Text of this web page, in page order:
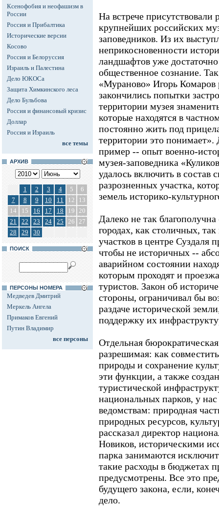
Ксенофобия и неофашизм в
России
Россия и Прибалтика
Исторические версии
Косово
Россия и Белоруссия
Израиль и Палестина
Дело ЮКОСа
Защита Химкинского леса
Дело Бульбова
Россия и финансовый кризис
Доллар
Россия и Израиль
все темы
АРХИВ
1 2 3 4 5
6
7
8 9 10 11 12
13
14
15 16 17 18 19 20
21
22 23 24 25 26 27
28
29 30
ПОИСК
ПЕРСОНЫ НОМЕРА
Медведев Дмитрий
Меркель Ангела
Примаков Евгений
Путин Владимир
все персоны
На встрече присутствовали
крупнейших российских
заповедников. Из их
неприкосновенности
ландшафтов уже
общественное сознание.
«Мураново» Игорь Комаров
закончились попытки
территории музея
которые находятся в
постоянно жить под
территории это
пример -- опыт военно-
музея-заповедника
удалось включить в состав
разрозненных участка,
земель историко-
Далеко не так
городах, как столичных,
участков в центре Суздаля
чтобы не историчных --
аварийном состоянии
которым проходят и
туристов. Закон об
стороны, ограничивал бы
раздаче исторической
поддержку их
Отдельная
разрешимая: как
природы и сохранение
эти функции, а также
туристической
национальных парков, у
ведомствам: природная
природных ресурсов,
рассказал директор
Новиков, историческими
парка занимаются
такие расходы в бюджетах
предусмотрены. Все это
будущего закона, если,
дело.